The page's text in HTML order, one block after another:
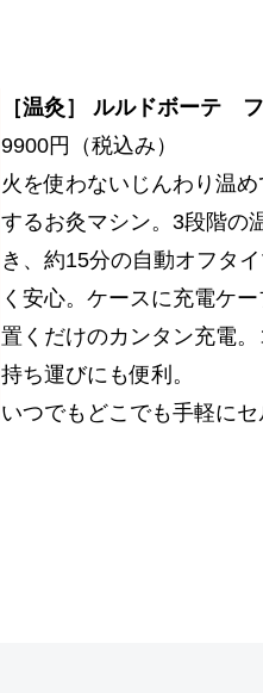
［温灸］ ルルドボーテ
9900円（税込み）
火を使わないじんわり温め
するお灸マシン。3段階の
き、約15分の自動オフタ
く安心。ケースに充電ケ
置くだけのカンタン充電
持ち運びにも便利。
いつでもどこでも手軽にセ